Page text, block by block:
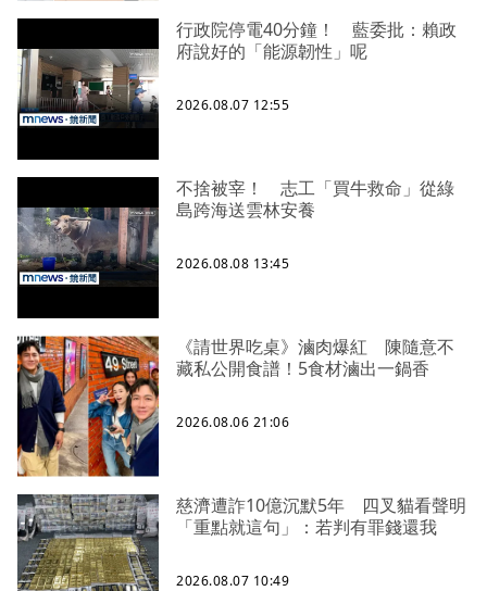
行政院停電40分鐘！ 藍委批：賴政
府說好的「能源韌性」呢
2026.08.07 12:55
不捨被宰！ 志工「買牛救命」從綠
島跨海送雲林安養
2026.08.08 13:45
《請世界吃桌》滷肉爆紅 陳隨意不
藏私公開食譜！5食材滷出一鍋香
2026.08.06 21:06
慈濟遭詐10億沉默5年 四叉貓看聲明
「重點就這句」：若判有罪錢還我
2026.08.07 10:49